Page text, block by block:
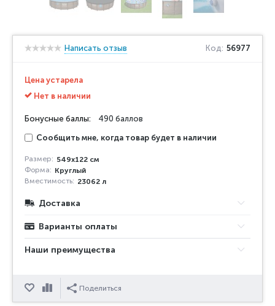
Написать отзыв Код: 56977
Цена устарела
Нет в наличии
Бонусные баллы: 490 баллов
Сообщить мне, когда товар будет в наличии
Размер: 549х122 см
Форма: Круглый
Вместимость: 23062 л
Доставка
Варианты оплаты
Наши преимущества
ОтложитьСравнитьПоделиться